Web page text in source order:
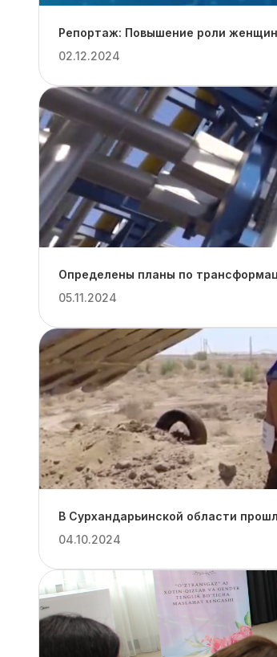
Репортаж: Повышение роли женщин
02.12.2024
Определены планы по
05.11.2024
В Сурхандарьинской области
04.10.2024